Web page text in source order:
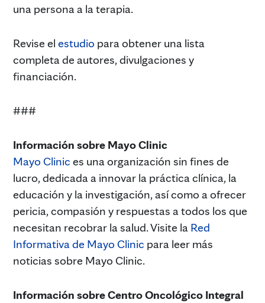
una persona a la terapia.
Revise el estudio para obtener una lista
completa de autores, divulgaciones y
financiación.
###
Información sobre Mayo Clinic
Mayo Clinic es una organización sin fines de
lucro, dedicada a innovar la práctica clínica, la
educación y la investigación, así como a ofrecer
pericia, compasión y respuestas a todos los que
necesitan recobrar la salud. Visite la Red
Informativa de Mayo Clinic para leer más
noticias sobre Mayo Clinic.
Información sobre Centro Oncológico Integral